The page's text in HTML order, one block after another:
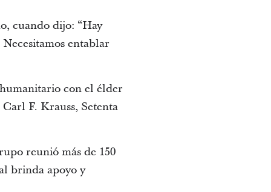
cuando dijo: “Hay
entablar
con el élder
F. Krauss, Setenta
reunió más de 150
brinda apoyo y